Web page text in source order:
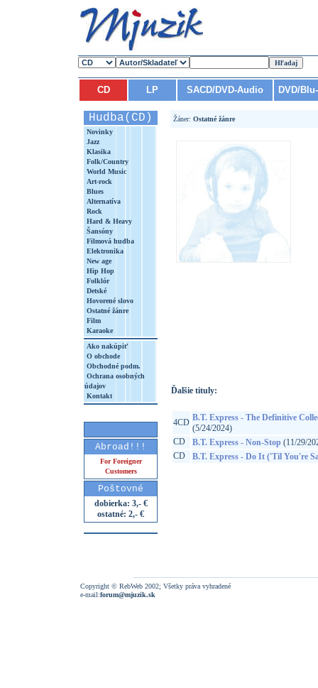
CD LP SACD/DVD-Audio DVD/
Hudba(CD)
Novinky
Jazz
Klasika
Folk/Country
World Music
Art-rock
Blues
Alternatíva
Rock
Hard & Heavy
Šansóny
Filmová hudba
Elektronika
New age
Hip Hop
Folklór
Detské
Hovorené slovo
Ostatné žánre
Film
Karaoke
Ako nakúpiť
O obchode
Obchodné podm.
Ochrana osobných
údajov
Kontakt
Abroad!!!
For Foreigner
Customers
Poštovné
dobierka: 3,- €
ostatné: 2,- €
Žáner: Ostatné žánre
Ďalšie tituly:
4CD B.T. Express - The Definitive
(5/24/2024)
CD
B.T. Express - Non-Stop (11/29/
CD
B.T. Express - Do It ('Til You're
Copyright © RebWeb 2002; Všetky práva vyhradené
e-mail:forum@mjuzik.sk